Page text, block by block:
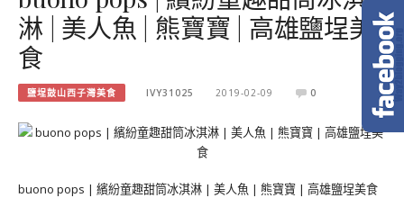
淋 | 美人魚 | 熊寶寶 | 高雄鹽埕美
食
鹽埕鼓山西子灣美食 IVY31025 2019-02-09 0
buono pops | 繽紛童趣甜筒冰淇淋 | 美人魚 | 熊寶寶 | 高雄鹽埕美食